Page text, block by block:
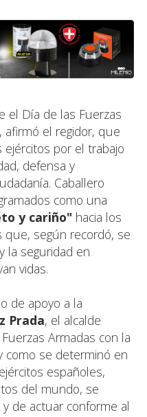
el Día de las Fuerzas
afirmó el regidor, que
por el trabajo
defensa y
Caballero
como una
y cariño" hacia los
según recordó, se
la seguridad en
vidas.
de apoyo a la
Prada, el alcalde
Armadas con la
como se determinó en
españoles,
del mundo, se
de actuar conforme al